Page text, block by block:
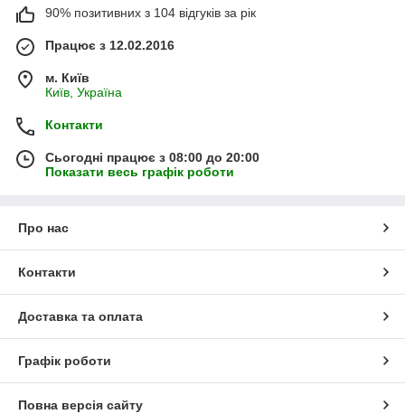
90% позитивних з 104 відгуків за рік
Працює з 12.02.2016
м. Київ
Київ, Україна
Контакти
Сьогодні працює з 08:00 до 20:00
Показати весь графік роботи
Про нас
Контакти
Доставка та оплата
Графік роботи
Повна версія сайту